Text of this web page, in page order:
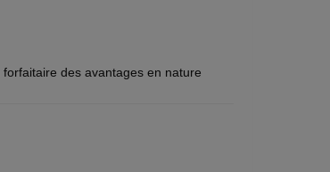
des avantages en nature